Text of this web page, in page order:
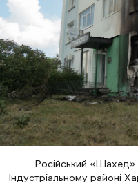
Російський «Шахед»
Індустріальному районі